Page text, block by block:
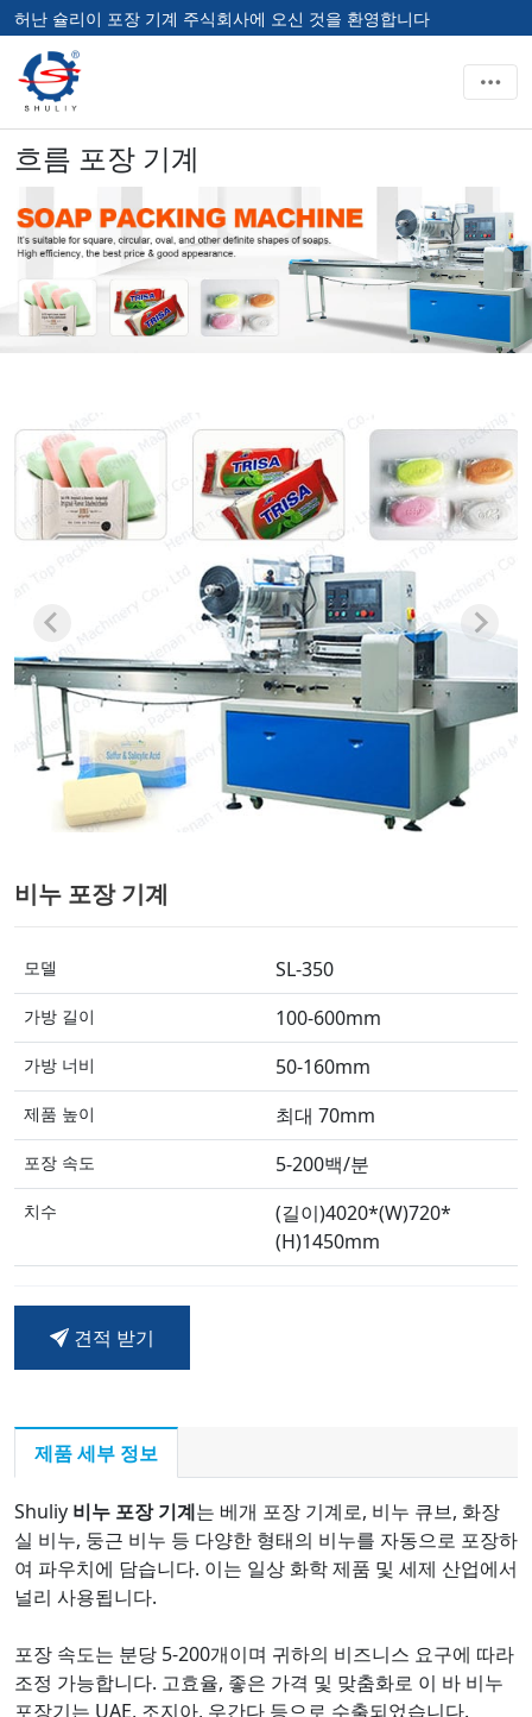
허난 슐리이 포장 기계 주식회사에 오신 것을 환영합니다
흐름 포장 기계
비누 포장 기계
모델 SL-350
가방 길이 100-600mm
가방 너비 50-160mm
제품 높이 최대 70mm
포장 속도 5-200백/분
치수
(길이)4020*(W)720*
(H)1450mm
견적 받기
제품 세부 정보
Shuliy 비누 포장 기계는 베개 포장 기계로, 비누 큐브, 화장
실 비누, 둥근 비누 등 다양한 형태의 비누를 자동으로 포장하
여 파우치에 담습니다. 이는 일상 화학 제품 및 세제 산업에서
널리 사용됩니다.
포장 속도는 분당 5-200개이며 귀하의 비즈니스 요구에 따라
조정 가능합니다. 고효율, 좋은 가격 및 맞춤화로 이 바 비누
포장기는 UAE, 조지아, 우간다 등으로 수출되었습니다.